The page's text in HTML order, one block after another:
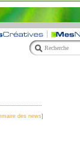
des news]